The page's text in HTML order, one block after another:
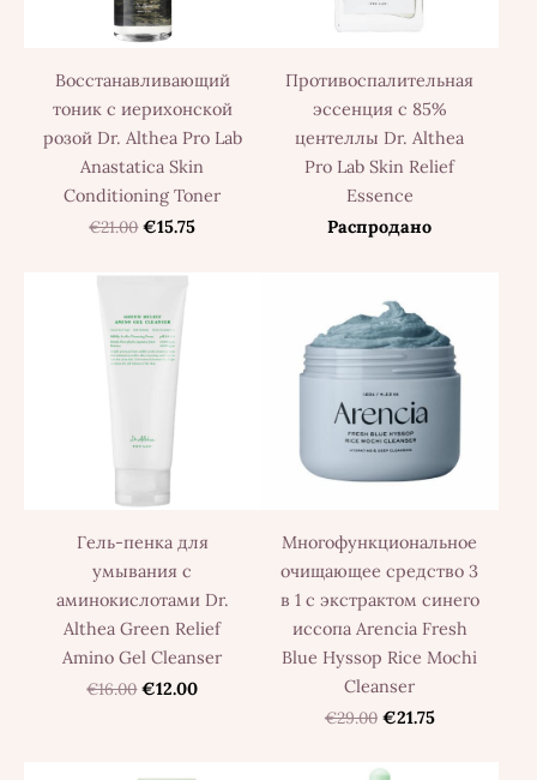
Восстанавливающий
тоник с иерихонской
розой Dr. Althea Pro Lab
Anastatica Skin
Conditioning Toner
€21.00 €15.75
Противоспалительная
эссенция с 85%
центеллы Dr. Althea
Pro Lab Skin Relief
Essence
Распродано
Гель-пенка для
умывания с
аминокислотами Dr.
Althea Green Relief
Amino Gel Cleanser
€16.00 €12.00
Многофункциональное
очищающее средство 3
в 1 с экстрактом синего
иссопа Arencia Fresh
Blue Hyssop Rice Mochi
Cleanser
€29.00 €21.75